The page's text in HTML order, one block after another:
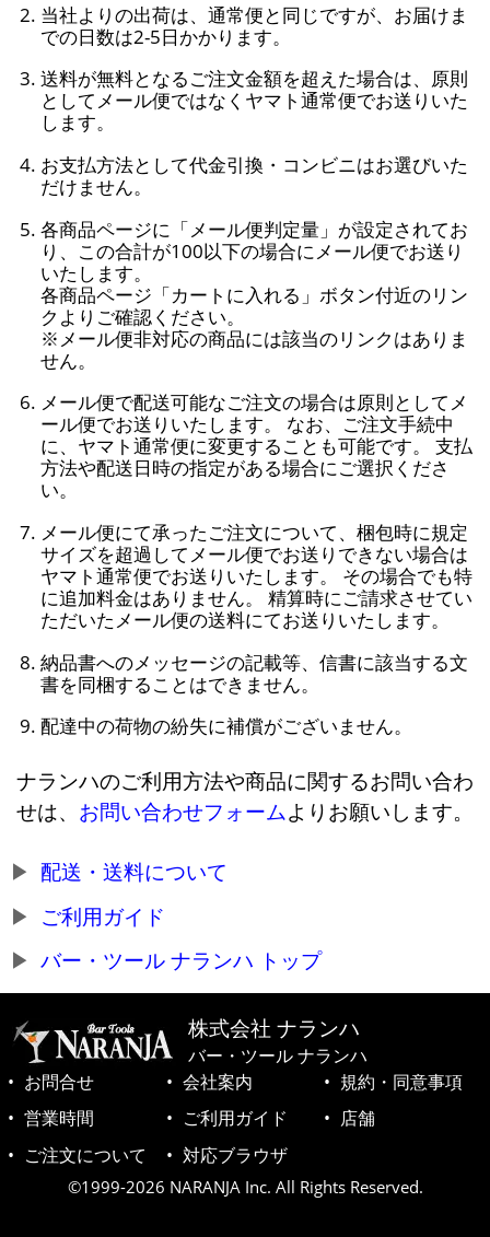
当社よりの出荷は、通常便と同じですが、お届けま
での日数は2-5日かかります。
送料が無料となるご注文金額を超えた場合は、原則
としてメール便ではなくヤマト通常便でお送りいた
します。
お支払方法として代金引換・コンビニはお選びいた
だけません。
各商品ページに「メール便判定量」が設定されてお
り、この合計が100以下の場合にメール便でお送り
いたします。
各商品ページ「カートに入れる」ボタン付近のリン
クよりご確認ください。
※メール便非対応の商品には該当のリンクはありま
せん。
メール便で配送可能なご注文の場合は原則としてメ
ール便でお送りいたします。 なお、ご注文手続中
に、ヤマト通常便に変更することも可能です。 支払
方法や配送日時の指定がある場合にご選択くださ
い。
メール便にて承ったご注文について、梱包時に規定
サイズを超過してメール便でお送りできない場合は
ヤマト通常便でお送りいたします。 その場合でも特
に追加料金はありません。 精算時にご請求させてい
ただいたメール便の送料にてお送りいたします。
納品書へのメッセージの記載等、信書に該当する文
書を同梱することはできません。
配達中の荷物の紛失に補償がございません。
ナランハのご利用方法や商品に関するお問い合わ
せは、 お問い合わせフォームよりお願いします。
配送・送料について
ご利用ガイド
バー・ツール ナランハ トップ
株式会社 ナランハ
バー・ツール ナランハ
お問合せ
会社案内
規約・同意事項
営業時間
ご利用ガイド
店舗
ご注文について
対応ブラウザ
©1999-2026 NARANJA Inc. All Rights Reserved.